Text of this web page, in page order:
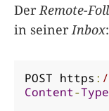
Der Remote-
in seiner Inbox:
POST https :
Content-Type